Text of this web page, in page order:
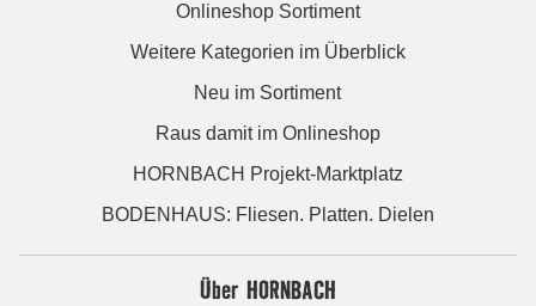
Onlineshop Sortiment
Weitere Kategorien im Überblick
Neu im Sortiment
Raus damit im Onlineshop
HORNBACH Projekt-Marktplatz
BODENHAUS: Fliesen. Platten. Dielen
Über HORNBACH